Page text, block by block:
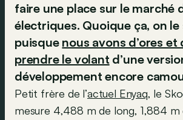
faire une place sur le marché
électriques. Quoique ça, on le
puisque nous avons d’ores et
prendre le volantd’une
développement encore
Petit frère de l’actuel Enyaq, le
mesure 4,488 m de long, 1,884 m